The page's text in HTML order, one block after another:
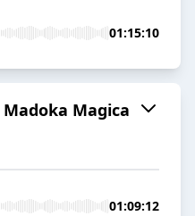
01:15:10
Madoka Magica
01:09:12